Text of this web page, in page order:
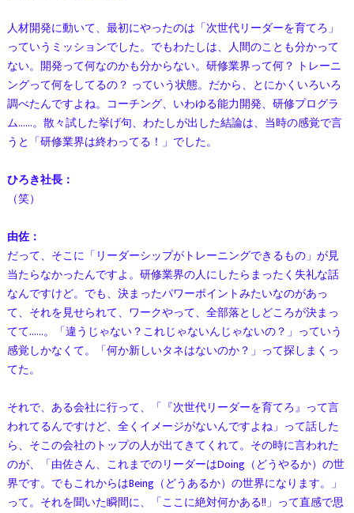
人材開発に動いて、最初にやったのは「次世代リーダーを育てろ」
っていうミッションでした。でもわたしは、人間のことも分かって
ない。開発って何なのかも分からない。研修業界って何？ トレーニ
ングって何をしてるの？ っていう状態。だから、とにかくいろいろ
調べたんですよね。コーチング、いわゆる能力開発、研修プログラ
ム……。散々試した挙げ句、わたしが出した結論は、当時の感覚で言
うと「研修業界は終わってる！」でした。
ひろき社長：
（笑）
由佐：
だって、そこに「リーダーシップがトレーニングできるもの」が見
当たらなかったんですよ。研修業界の人にしたらまったく失礼な話
なんですけど。でも、決まったパワーポイントみたいなのがあっ
て、それを見せられて、ワークやって、全部落としどころが決まっ
てて……。「違うじゃない？これじゃないんじゃないの？」っていう
感覚しかなくて。「何か新しいタネはないのか？」って探しまくっ
てた。
それで、ある会社に行って、「『次世代リーダーを育てろ』って言
われてるんですけど、全くイメージがないんですよね」って話した
ら、そこの会社のトップの人が出てきてくれて。その時に言われた
のが、「由佐さん、これまでのリーダーはDoing（どうやるか）の世
界です。でもこれからはBeing（どうあるか）の世界になります。」
って。それを聞いた瞬間に、「ここに絶対何かある!!」って直感で思